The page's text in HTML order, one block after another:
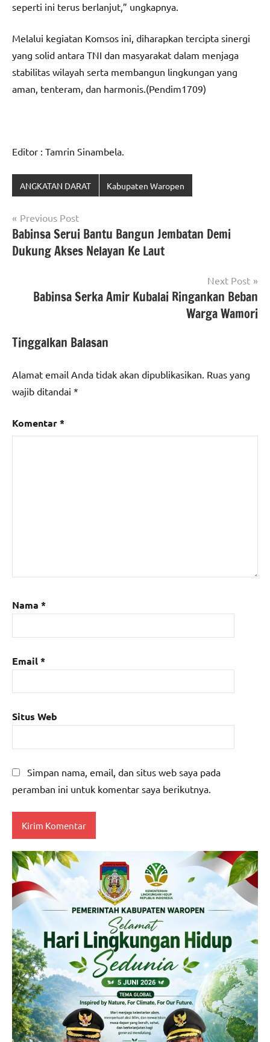
seperti ini terus berlanjut,” ungkapnya.
Melalui kegiatan Komsos ini, diharapkan tercipta sinergi
yang solid antara TNI dan masyarakat dalam menjaga
stabilitas wilayah serta membangun lingkungan yang
aman, tenteram, dan harmonis.(Pendim1709)
Editor : Tamrin Sinambela.
ANGKATAN DARAT Kabupaten Waropen
Navigasi
pos
Previous Post
Babinsa Serui Bantu Bangun Jembatan Demi
Dukung Akses Nelayan Ke Laut
Next Post
Babinsa Serka Amir Kubalai Ringankan Beban
Warga Wamori
Tinggalkan Balasan
Alamat email Anda tidak akan dipublikasikan. Ruas yang
wajib ditandai *
Komentar*
Nama *
Email*
Situs Web
Simpan nama, email, dan situs web saya pada
peramban ini untuk komentar saya berikutnya.